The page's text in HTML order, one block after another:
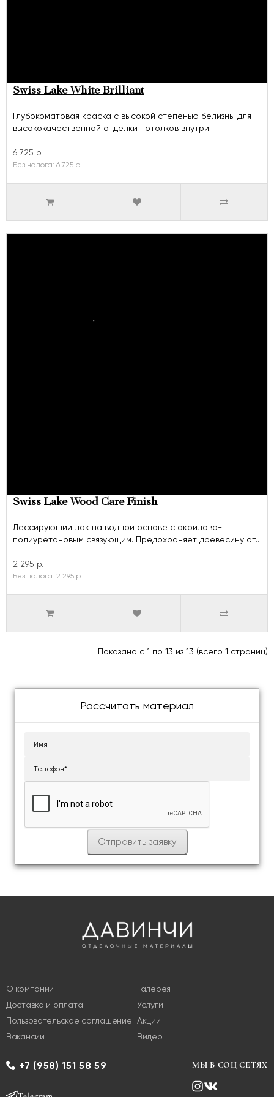
Swiss Lake White Brilliant
Глубокоматовая краска с высокой степенью белизны для
высококачественной отделки потолков внутри..
6 725 р.
Без налога: 6 725 р.
Swiss Lake Wood Care Finish
Лессирующий лак на водной основе с акрилово-
полиуретановым связующим. Предохраняет древесину от..
2 295 р.
Без налога: 2 295 р.
Показано с 1 по 13 из 13 (всего 1 страниц)
Рассчитать материал
О компании
Доставка и оплата
Пользовательское соглашение
Вакансии
Галерея
Услуги
Акции
Видео
+7 (958) 151 58 59 МЫ В СОЦ СЕТЯХ